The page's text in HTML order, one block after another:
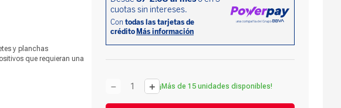
y planchas
que requieran una
＋
－ ¡Más de 15 unidades disponibles!